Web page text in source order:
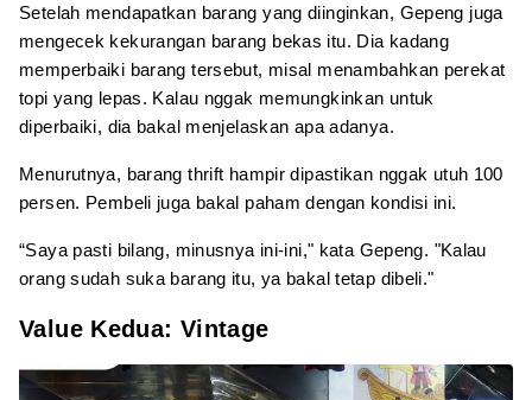
Setelah mendapatkan barang yang diinginkan, Gepeng juga
mengecek kekurangan barang bekas itu. Dia kadang
memperbaiki barang tersebut, misal menambahkan perekat
topi yang lepas. Kalau nggak memungkinkan untuk
diperbaiki, dia bakal menjelaskan apa adanya.
Menurutnya, barang thrift hampir dipastikan nggak utuh 100
persen. Pembeli juga bakal paham dengan kondisi ini.
“Saya pasti bilang, minusnya ini-ini," kata Gepeng. "Kalau
orang sudah suka barang itu, ya bakal tetap dibeli."
Value Kedua: Vintage